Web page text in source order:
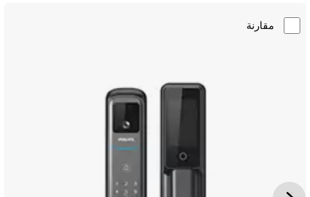
مقارنة